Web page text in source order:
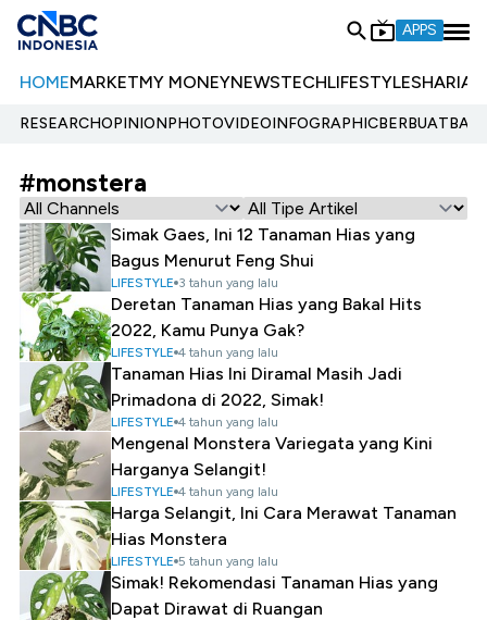
APPS
HOMEMARKETMY MONEYNEWSTECHLIFESTYLESHARIA
RESEARCHOPINIONPHOTOVIDEOINFOGRAPHIC
#monstera
Simak Gaes, Ini 12 Tanaman Hias yang
Bagus Menurut Feng Shui
LIFESTYLE 3 tahun yang lalu
Deretan Tanaman Hias yang Bakal Hits
2022, Kamu Punya Gak?
LIFESTYLE 4 tahun yang lalu
Tanaman Hias Ini Diramal Masih Jadi
Primadona di 2022, Simak!
LIFESTYLE 4 tahun yang lalu
Mengenal Monstera Variegata yang Kini
Harganya Selangit!
LIFESTYLE 4 tahun yang lalu
Harga Selangit, Ini Cara Merawat Tanaman
Hias Monstera
LIFESTYLE 5 tahun yang lalu
Simak! Rekomendasi Tanaman Hias yang
Dapat Dirawat di Ruangan